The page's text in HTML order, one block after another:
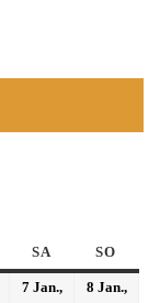
SA SO
7 Jan.,
8 Jan.,